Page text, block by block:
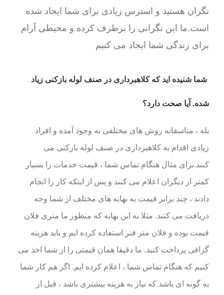
نگران هستید و استرس زیادی برای شما ایجاد شده
است.ما این نگرانی را برطرف کرده و محیطی آرام
برای زندگی شما ایجاد می کنیم
شما شنیده اید که کلاهبرداری در صنف لوله بازکنی زیاد
شده. آیا صحت دارد؟
بله ، متاسفانه روش های مختلفی به وجود آمده و افراد
زیادی اقدام به کلاهبرداری در صنف لوله بازکنی می
کنند.برای مثال هنگام تماس شما ، قیمت خدمات را بسیار
کمتر از دیگران اعلام می کنند و پس از اینکه کار را انجام
دادند ، چند برابر قیمت به بهانه های مختلف از شما وجه
دریافت می کنند. مثلا به این بهانه که منظور ما متری فلان
قیمت بوده و فلان متر فنر استفاده کرده ایم و باید هزینه
گزافی پرداخت کنید. ما دقیقا همان قیمتی را از شما اخذ می
کنیم که هنگام تماس شما ، اعلام کرده ایم. اگر هم کار شما
به گونه ای باشد که نیاز به هزینه بیشتری باشد ، قبل از